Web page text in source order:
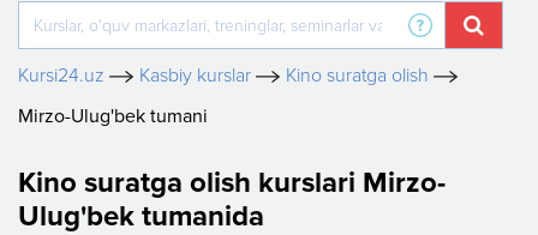
Kursi24.uz Kasbiy kurslar
Kino suratga olish
Mirzo-Ulug'bek tumani
Kino suratga olish kurslari Mirzo-
Ulug'bek tumanida